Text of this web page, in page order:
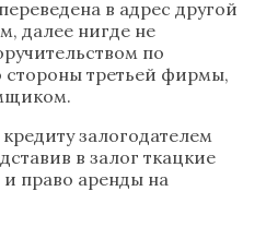
в адрес другой
далее нигде не
по
стороны третьей фирмы,
залогодателем
в залог ткацкие
право аренды на